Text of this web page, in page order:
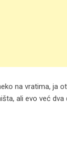
na vratima, ja
ali evo već